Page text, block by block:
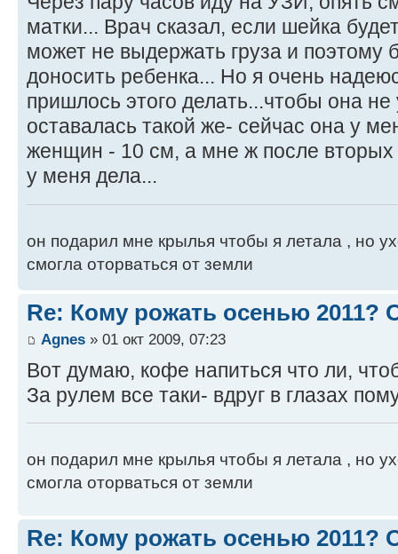
матки... Врач сказал, если шейка
может не выдержать груза и поэтому
доносить ребенка... Но я очень
пришлось этого делать...чтобы она
оставалась такой же- сейчас она у
женщин - 10 см, а мне ж после вторых
у меня дела...
он подарил мне крылья чтобы я летала , но
смогла оторваться от земли
Re: Кому рожать осенью 2011?
Agnes » 01 окт 2009, 07:23
Вот думаю, кофе напиться что ли,
За рулем все таки- вдруг в глазах
он подарил мне крылья чтобы я летала , но
смогла оторваться от земли
Re: Кому рожать осенью 2011?